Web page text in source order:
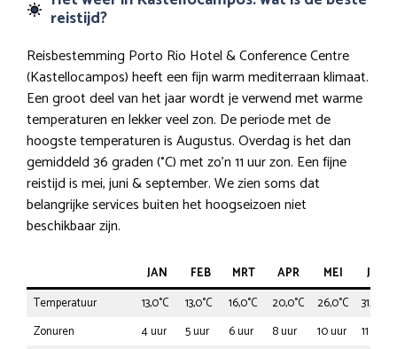
reistijd?
Reisbestemming Porto Rio Hotel & Conference Centre
(Kastellocampos) heeft een fijn warm mediterraan klimaat.
Een groot deel van het jaar wordt je verwend met warme
temperaturen en lekker veel zon. De periode met de
hoogste temperaturen is Augustus. Overdag is het dan
gemiddeld 36 graden (°C) met zo’n 11 uur zon. Een fijne
reistijd is mei, juni & september. We zien soms dat
belangrijke services buiten het hoogseizoen niet
beschikbaar zijn.
JAN FEB MRT APR MEI
JUN
Temperatuur
13,0°C 13,0°C 16,0°C 20,0°C 26,0°C
31,0°C
Zonuren
4 uur 5 uur 6 uur 8 uur 10 uur
11 uur